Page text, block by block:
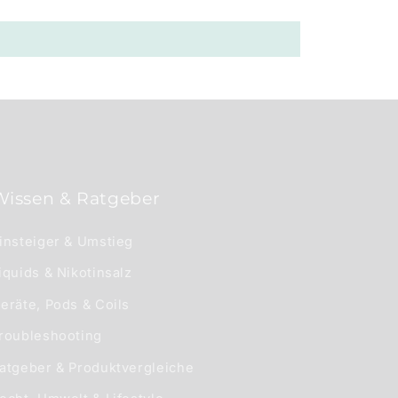
& Ratgeber
& Umstieg
& Nikotinsalz
Pods & Coils
& Produktvergleiche